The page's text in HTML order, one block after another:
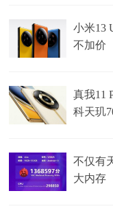
小米13
不加价
真我11
科天玑
不仅有
大内存